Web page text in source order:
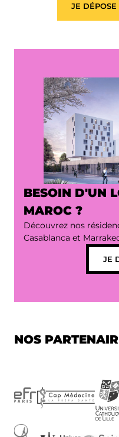
JE
BESOIN D'UN
MAROC ?
Découvrez nos
Casablanca et
JE
NOS